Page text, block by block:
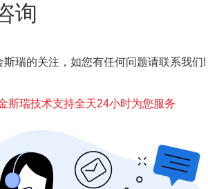
询
斯瑞的关注，如您有任何问题请联系我们!
斯瑞技术支持全天24小时为您服务